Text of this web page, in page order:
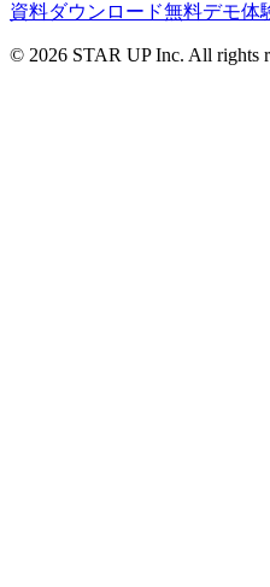
資料ダウンロード無料デモ体
© 2026 STAR UP Inc. All rights